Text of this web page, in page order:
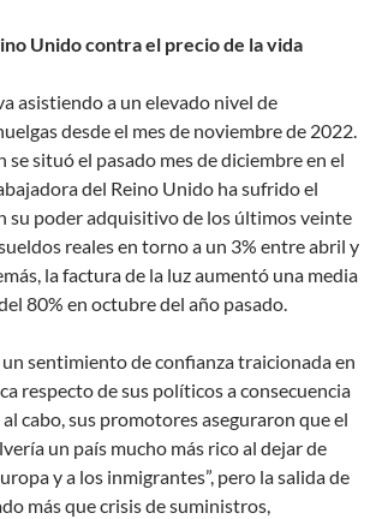
Unido contra el precio de la vida
asistiendo a un elevado nivel de
desde el mes de noviembre de 2022.
se situó el pasado mes de diciembre en el
del Reino Unido ha sufrido el
su poder adquisitivo de los últimos veinte
reales en torno a un 3% entre abril y
la factura de la luz aumentó una media
80% en octubre del año pasado.
sentimiento de confianza traicionada en
respecto de sus políticos a consecuencia
cabo, sus promotores aseguraron que el
un país mucho más rico al dejar de
y a los inmigrantes”, pero la salida de
más que crisis de suministros,